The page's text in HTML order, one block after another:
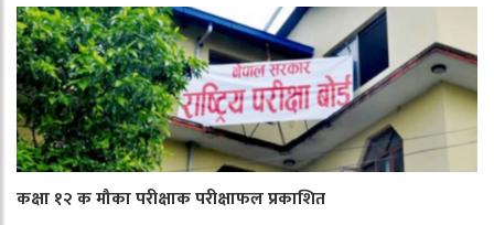
कक्षा १२ क मौका परीक्षाक परीक्षाफल प्रकाशित